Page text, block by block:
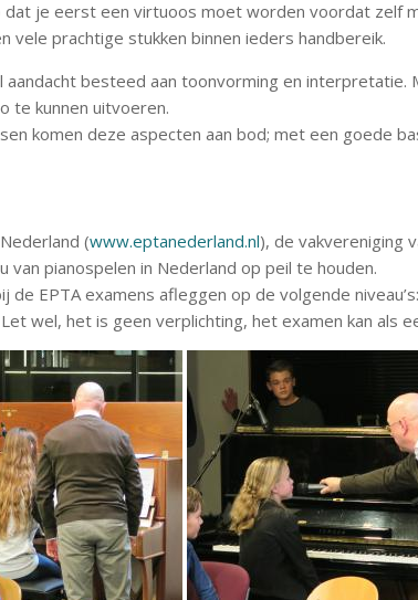
je eerst een virtuoos moet worden voordat zelf
vele prachtige stukken binnen ieders handbereik.
besteed aan toonvorming en
te kunnen uitvoeren.
komen deze aspecten aan bod; met een goede
(www.eptanederland.nl), de vakvereniging
van pianospelen in Nederland op peil te houden.
de EPTA examens afleggen op de volgende
wel, het is geen verplichting, het examen kan als